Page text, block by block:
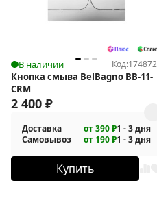
В наличии Код:
Кнопка смыва BelBagno BB-11-
CRM
2 400 ₽
Доставка от 390 ₽1 - 3 дня
Самовывоз
от 190 ₽1 - 3 дня
Купить